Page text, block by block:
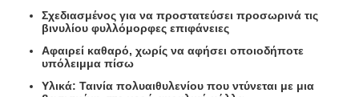
Σχεδιασμένος για να προστατεύσει προσωρινά τις
βινυλίου φυλλόμορφες επιφάνειες
Αφαιρεί καθαρό, χωρίς να αφήσει οποιοδήποτε
υπόλειμμα πίσω
Υλικά: Ταινία πολυαιθυλενίου που ντύνεται με μια